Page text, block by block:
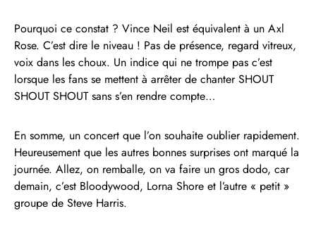
Pourquoi ce constat ? Vince Neil est équivalent à un Axl
Rose. C’est dire le niveau ! Pas de présence, regard vitreux,
voix dans les choux. Un indice qui ne trompe pas c’est
lorsque les fans se mettent à arrêter de chanter SHOUT
SHOUT SHOUT sans s’en rendre compte…
En somme, un concert que l’on souhaite oublier rapidement.
Heureusement que les autres bonnes surprises ont marqué la
journée. Allez, on remballe, on va faire un gros dodo, car
demain, c’est Bloodywood, Lorna Shore et l’autre « petit »
groupe de Steve Harris.